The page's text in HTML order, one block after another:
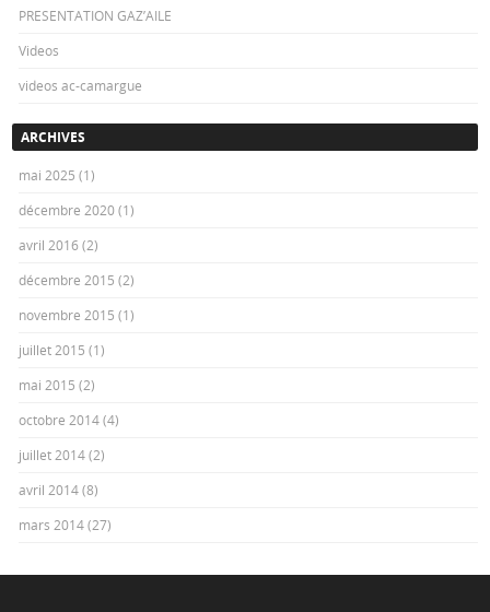
PRESENTATION GAZ’AILE
Videos
videos ac-camargue
ARCHIVES
mai 2025 (1)
décembre 2020(1)
avril 2016 (2)
décembre 2015 (2)
novembre 2015 (1)
juillet 2015 (1)
mai 2015 (2)
octobre 2014(4)
juillet 2014(2)
avril 2014(8)
mars 2014(27)